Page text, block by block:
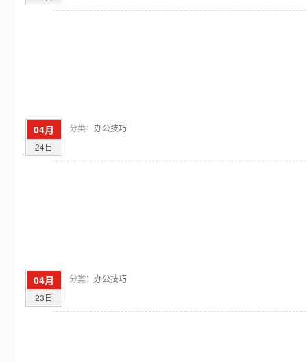
04月
24日
分类： 办公技巧
04月
23日
分类： 办公技巧